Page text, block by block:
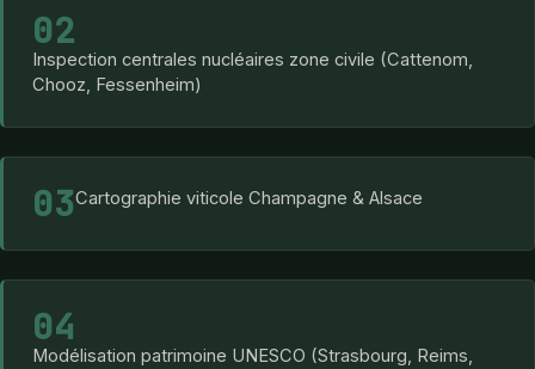
02
Inspection centrales nucléaires zone civile (Cattenom,
Chooz, Fessenheim)
03Cartographie viticole Champagne & Alsace
04
Modélisation patrimoine UNESCO (Strasbourg, Reims,